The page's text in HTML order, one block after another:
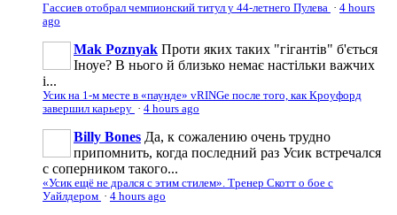
Гассиев отобрал чемпионский титул у 44-летнего Пулева · 4 hours
ago
Mak Poznyak Проти яких таких "гігантів" б'ється
Іноуе? В нього й близько немає настільки важчих
і...
Усик на 1-м месте в «паунде» vRINGe после того, как Кроуфорд
завершил карьеру · 4 hours ago
Billy Bones Да, к сожалению очень трудно
припомнить, когда последний раз Усик встречался
с соперником такого...
«Усик ещё не дрался с этим стилем». Тренер Скотт о бое с
Уайлдером · 4 hours ago